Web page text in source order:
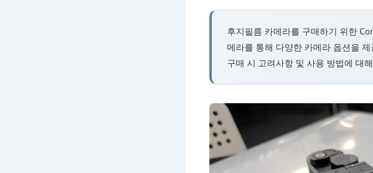
후지필름 카메라를 구매하기 위한
메라를 통해 다양한 카메라 옵션을
구매 시 고려사항 및 사용 방법에 대